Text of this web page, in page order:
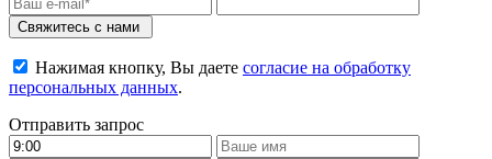
Свяжитесь с нами
Нажимая кнопку, Вы даете согласие на обработку
персональных данных.
Отправить запрос